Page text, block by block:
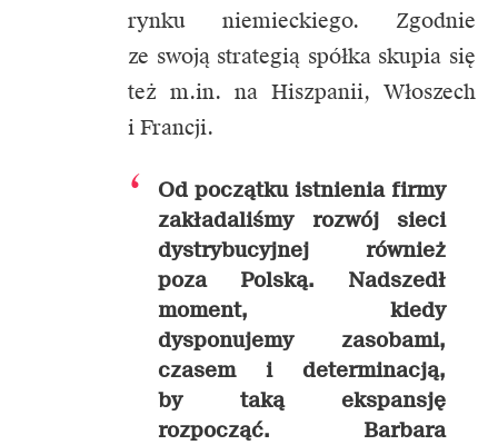
rynku niemieckiego. Zgodnie
ze swoją strategią spółka skupia się
też m.in. na Hiszpanii, Włoszech
i Francji.
Od początku istnienia firmy
zakładaliśmy rozwój sieci
dystrybucyjnej również
poza Polską. Nadszedł
moment, kiedy
dysponujemy zasobami,
czasem i determinacją,
by taką ekspansję
rozpocząć. Barbara